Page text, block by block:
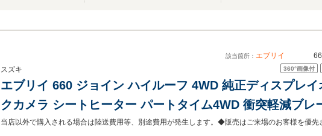
該当箇所： エブリイ
360°画像付
スズキ
エブリイ 660 ジョイン ハイルーフ 4WD 純正ディスプレイ
クカメラ シートヒーター パートタイム4WD 衝突軽減ブレ
プアシスト LEDヘッドライト ヘッドライトレベライザー